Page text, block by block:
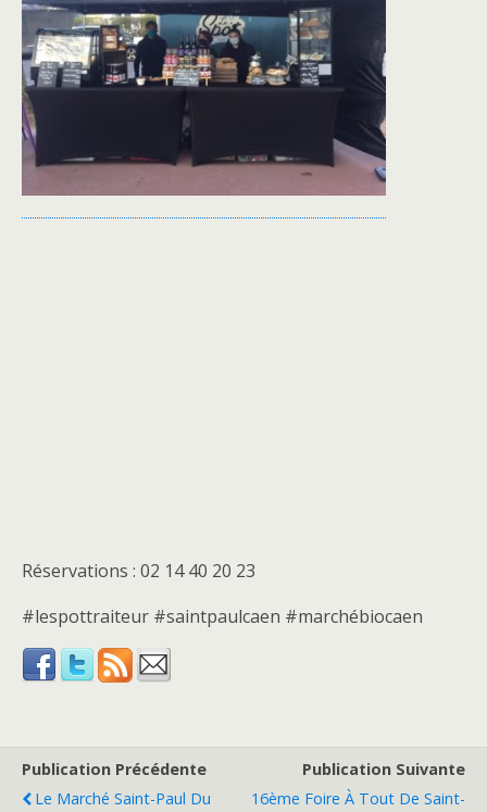
Réservations : 02 14 40 20 23
#lespottraiteur #saintpaulcaen #marchébiocaen
Publication Précédente
Le Marché Saint-Paul Du
Publication Suivante
16ème Foire À Tout De Saint-